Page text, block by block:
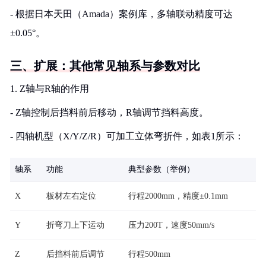
- 根据日本天田（Amada）案例库，多轴联动精度可达
±0.05°。
三、扩展：其他常见轴系与参数对比
1. Z轴与R轴的作用
- Z轴控制后挡料前后移动，R轴调节挡料高度。
- 四轴机型（X/Y/Z/R）可加工立体弯折件，如表1所示：
轴系 功能 典型参数（举例）
X 板材左右定位 行程2000mm，精度±0.1mm
Y 折弯刀上下运动 压力200T，速度50mm/s
Z 后挡料前后调节 行程500mm